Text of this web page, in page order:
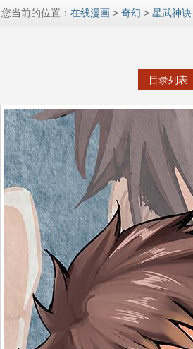
您当前的位置： 在线漫画 > 奇幻 > 星武神诀
目录列表